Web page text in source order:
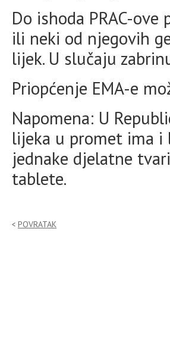
Do ishoda PRAC-
ili neki od njegovih
lijek. U slučaju
Priopćenje EMA-e
Napomena: U
lijeka u promet ima i
jednake djelatne
tablete.
POVRATAK